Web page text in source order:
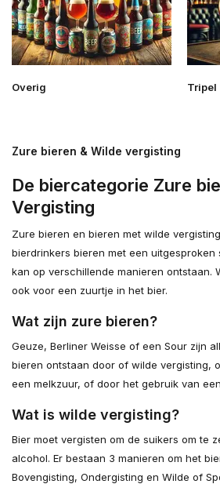
Overig Tripel
Zure bieren & Wilde vergisting
De biercategorie Zure
Vergisting
Zure bieren en bieren met wilde
bierdrinkers bieren met een uitgesproken
kan op verschillende manieren ontstaan.
ook voor een zuurtje in het bier.
Wat zijn zure bieren?
Geuze, Berliner Weisse of een Sour zijn
bieren ontstaan door of wilde vergisting,
een melkzuur, of door het gebruik van
Wat is wilde vergisting?
Bier moet vergisten om de suikers om te
alcohol. Er bestaan 3 manieren om het
Bovengisting, Ondergisting en Wilde of